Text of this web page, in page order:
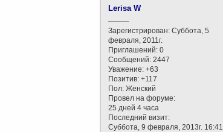
Lerisa W
Зарегистрирован: Суббота, 5
февраля, 2011г.
Приглашений: 0
Сообщений: 2447
Уважение: +63
Позитив: +117
Пол: Женский
Провел на форуме:
25 дней 4 часа
Последний визит:
Суббота, 9 февраля, 2013г. 16:41